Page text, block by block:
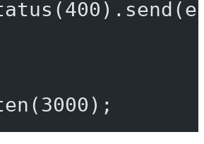
(400 ). send
(3000 );